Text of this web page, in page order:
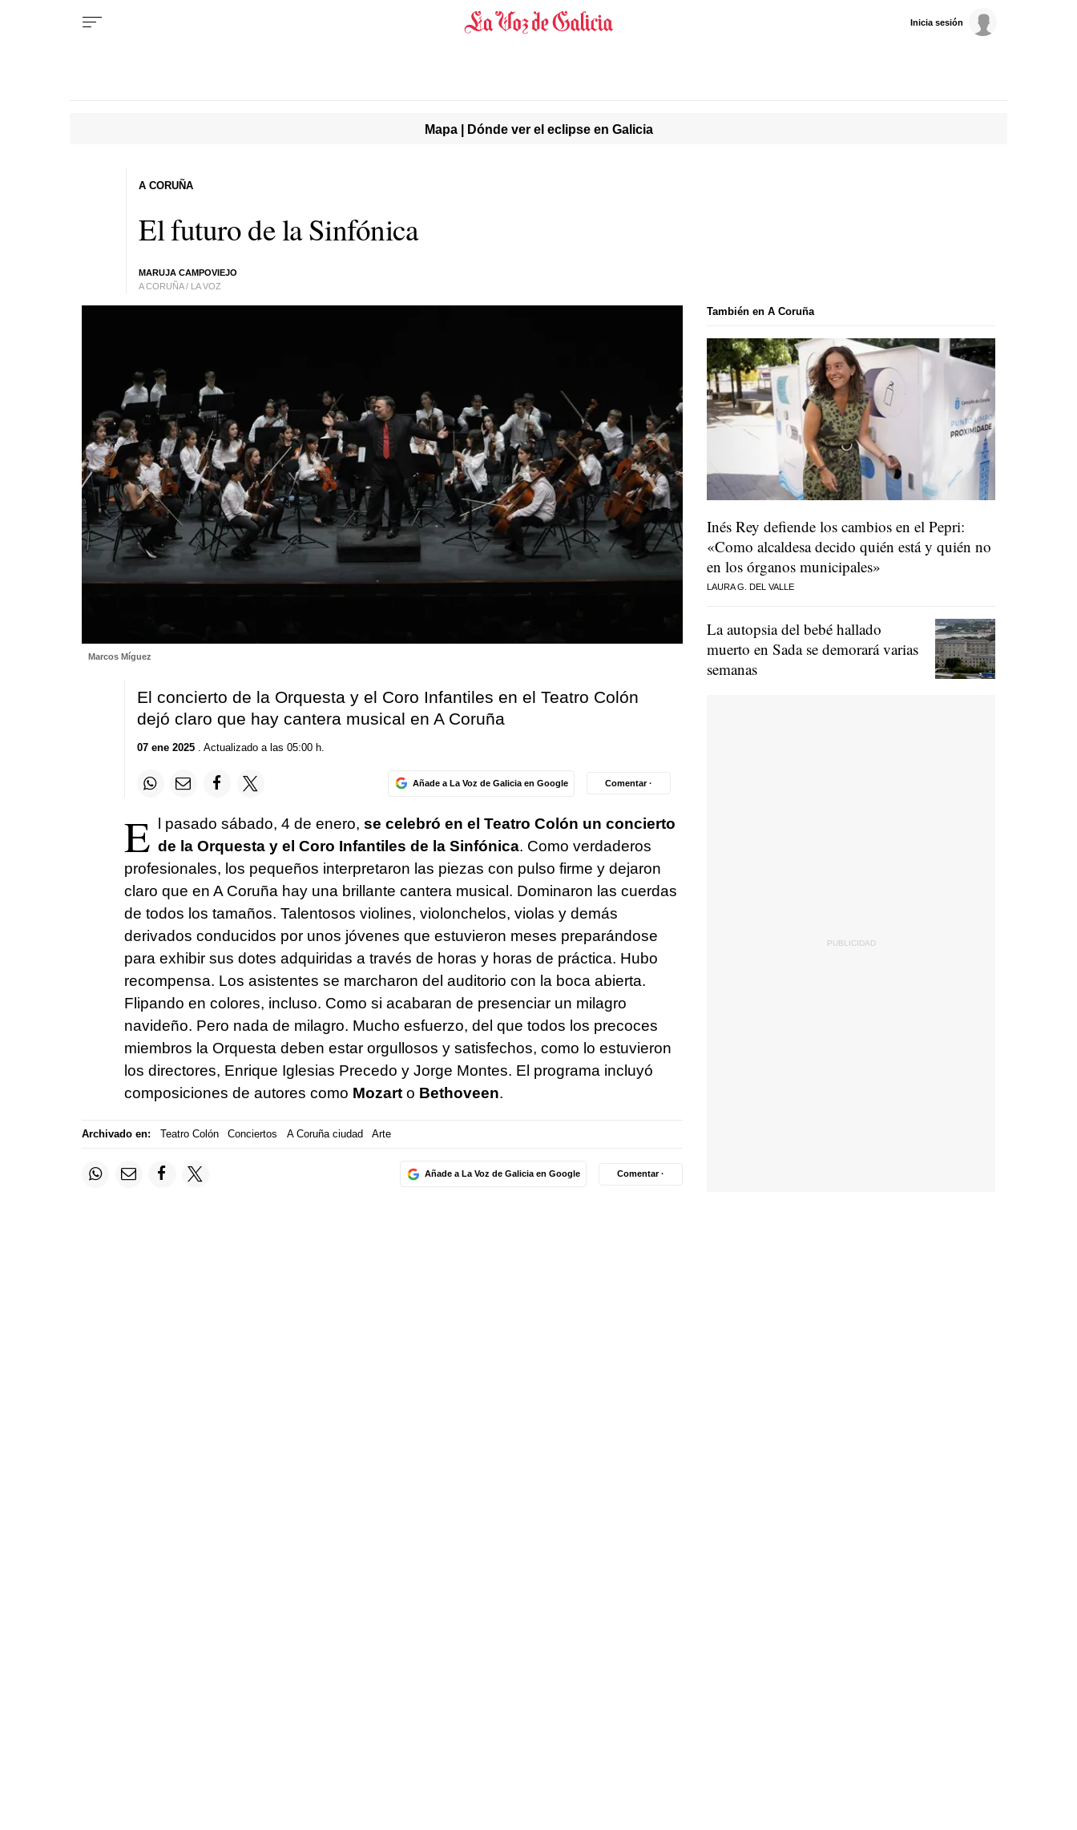
Inicia sesión
Mapa | Dónde ver el eclipse en Galicia
El futuro de la Sinfónica
MARUJA CAMPOVIEJO
A CORUÑA / LA VOZ
A CORUÑA
Marcos Míguez
El concierto de la Orquesta y el Coro Infantiles en el Teatro Colón
dejó claro que hay cantera musical en A Coruña
07 ene 2025. Actualizado a las 05:00 h.
Añade a La Voz de Galicia en Google Comentar ·
E l pasado sábado, 4 de enero, se celebró en el Teatro Colón un concierto
de la Orquesta y el Coro Infantiles de la Sinfónica. Como verdaderos
profesionales, los pequeños interpretaron las piezas con pulso firme y dejaron
claro que en A Coruña hay una brillante cantera musical. Dominaron las cuerdas
de todos los tamaños. Talentosos violines, violonchelos, violas y demás
derivados conducidos por unos jóvenes que estuvieron meses preparándose
para exhibir sus dotes adquiridas a través de horas y horas de práctica. Hubo
recompensa. Los asistentes se marcharon del auditorio con la boca abierta.
Flipando en colores, incluso. Como si acabaran de presenciar un milagro
navideño. Pero nada de milagro. Mucho esfuerzo, del que todos los precoces
miembros la Orquesta deben estar orgullosos y satisfechos, como lo estuvieron
los directores, Enrique Iglesias Precedo y Jorge Montes. El programa incluyó
composiciones de autores como Mozarto Bethoveen.
Archivado en: Teatro Colón Conciertos A Coruña ciudad Arte
Añade a La Voz de Galicia en Google Comentar ·
También en A Coruña
Inés Rey defiende los cambios en el Pepri:
«Como alcaldesa decido quién está y quién no
en los órganos municipales»
LAURA G. DEL VALLE
La autopsia del bebé hallado
muerto en Sada se demorará varias
semanas